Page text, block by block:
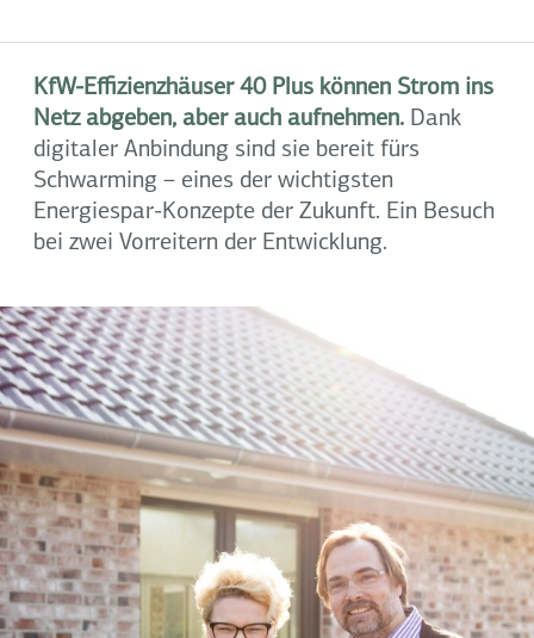
KfW-Effizienzhäuser 40 Plus können Strom ins
Netz abgeben, aber auch aufnehmen. Dank
digitaler Anbindung sind sie bereit fürs
Schwarming – eines der wichtigsten
Energiespar-Konzepte der Zukunft. Ein Besuch
bei zwei Vorreitern der Entwicklung.